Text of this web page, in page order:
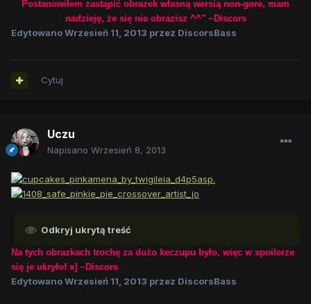
Postanowiłem zastąpić obrazek własną wersią non-gore, mam
nadzieję, że się nie obrazisz ^^" ~Discors
EdytowanoWrzesień 11, 2013 przez DiscorsBass
Cytuj
Uczu
Napisano Wrzesień 8, 2013
Odkryj ukrytą treść
Na tych obrazkach trochę za dużo keczupu było, więc w spoilerze
się je ukryło! x] ~Discors
EdytowanoWrzesień 11, 2013 przez DiscorsBass